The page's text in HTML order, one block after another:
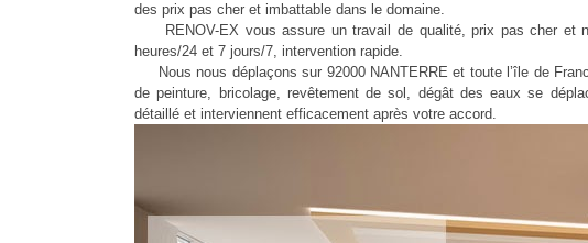
des prix pas cher et imbattable dans le domaine.
RENOV-EX vous assure un travail de qualité, prix pas cher et
heures/24 et 7 jours/7, intervention rapide.
Nous nous déplaçons sur 92000 NANTERRE et toute l’île de
de peinture, bricolage, revêtement de sol, dégât des eaux se
détaillé et interviennent efficacement après votre accord.